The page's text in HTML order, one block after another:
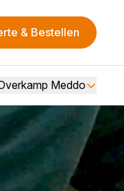
& Bestellen
Meddo